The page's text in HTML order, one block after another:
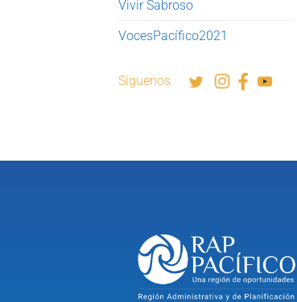
Vivir Sabroso
VocesPacífico2021
Síguenos